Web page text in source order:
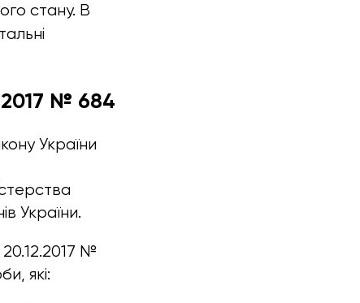
стану. В
№ 684
України
України.
№
які: